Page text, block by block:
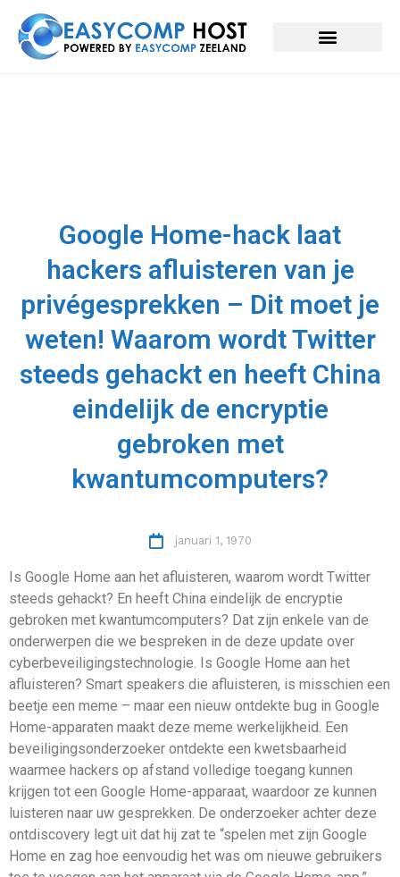
Google Home-hack laat
hackers afluisteren van je
privégesprekken – Dit moet je
weten! Waarom wordt Twitter
steeds gehackt en heeft China
eindelijk de encryptie
gebroken met
kwantumcomputers?
januari 1, 1970
Is Google Home aan het afluisteren, waarom wordt Twitter
steeds gehackt? En heeft China eindelijk de encryptie
gebroken met kwantumcomputers? Dat zijn enkele van de
onderwerpen die we bespreken in de deze update over
cyberbeveiligingstechnologie. Is Google Home aan het
afluisteren? Smart speakers die afluisteren, is misschien een
beetje een meme – maar een nieuw ontdekte bug in Google
Home-apparaten maakt deze meme werkelijkheid. Een
beveiligingsonderzoeker ontdekte een kwetsbaarheid
waarmee hackers op afstand volledige toegang kunnen
krijgen tot een Google Home-apparaat, waardoor ze kunnen
luisteren naar uw gesprekken. De onderzoeker achter deze
ontdiscovery legt uit dat hij zat te “spelen met zijn Google
Home en zag hoe eenvoudig het was om nieuwe gebruikers